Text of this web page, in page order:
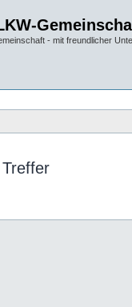
- mit freundlicher